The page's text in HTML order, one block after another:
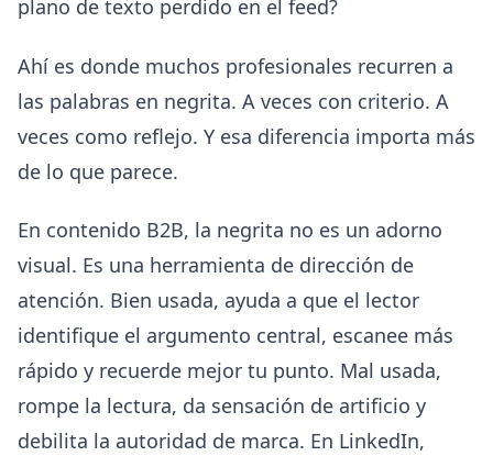
plano de texto perdido en el feed?
Ahí es donde muchos profesionales recurren a
las palabras en negrita. A veces con criterio. A
veces como reflejo. Y esa diferencia importa más
de lo que parece.
En contenido B2B, la negrita no es un adorno
visual. Es una herramienta de dirección de
atención. Bien usada, ayuda a que el lector
identifique el argumento central, escanee más
rápido y recuerde mejor tu punto. Mal usada,
rompe la lectura, da sensación de artificio y
debilita la autoridad de marca. En LinkedIn,